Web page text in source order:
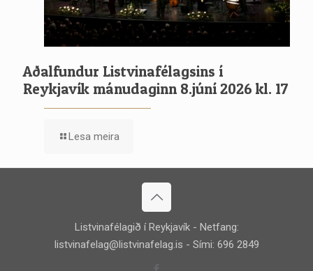
Aðalfundur Listvinafélagsins í
Reykjavík mánudaginn 8.júní 2026 kl. 17
Lesa meira
Listvinafélagið í Reykjavík - Netfang:
listvinafelag@listvinafelag.is - Sími: 696 2849